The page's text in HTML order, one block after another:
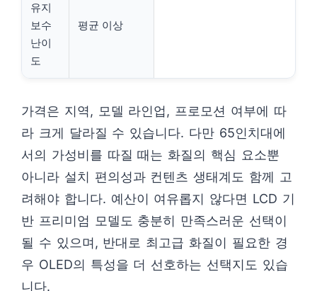
유지
보수
난이
도
평균 이상
가격은 지역, 모델 라인업, 프로모션 여부에 따
라 크게 달라질 수 있습니다. 다만 65인치대에
서의 가성비를 따질 때는 화질의 핵심 요소뿐
아니라 설치 편의성과 컨텐츠 생태계도 함께 고
려해야 합니다. 예산이 여유롭지 않다면 LCD 기
반 프리미엄 모델도 충분히 만족스러운 선택이
될 수 있으며, 반대로 최고급 화질이 필요한 경
우 OLED의 특성을 더 선호하는 선택지도 있습
니다.